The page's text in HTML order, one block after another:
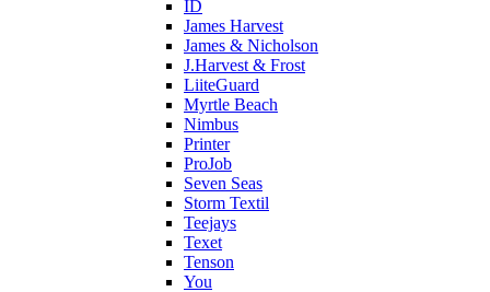
ID
James Harvest
James & Nicholson
J.Harvest & Frost
LiiteGuard
Myrtle Beach
Nimbus
Printer
ProJob
Seven Seas
Storm Textil
Teejays
Texet
Tenson
You